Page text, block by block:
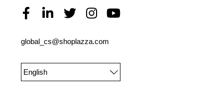
global_cs@shoplazza.com
English